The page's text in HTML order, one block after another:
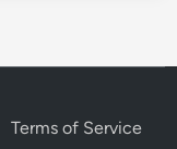
Terms of Service